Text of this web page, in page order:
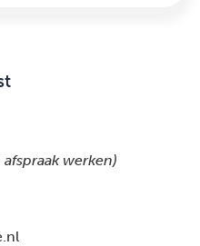
werken)